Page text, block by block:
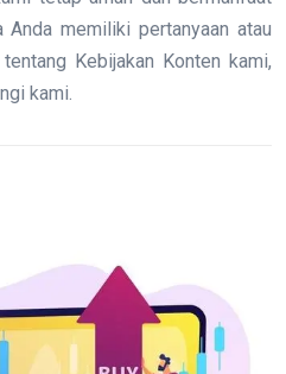
memiliki pertanyaan atau
Kebijakan Konten kami,
kami.